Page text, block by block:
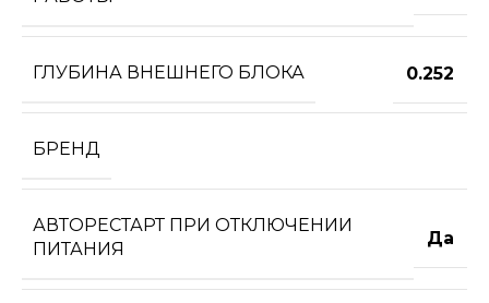
ГЛУБИНА ВНЕШНЕГО БЛОКА 0.252
БРЕНД
АВТОРЕСТАРТ ПРИ ОТКЛЮЧЕНИИ
ПИТАНИЯ
Да